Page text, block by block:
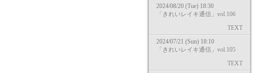
2024/08/20 (Tue) 18:30
「きれいレイキ通信」vol.106
TEXT
2024/07/21 (Sun) 18:10
「きれいレイキ通信」vol.105
TEXT